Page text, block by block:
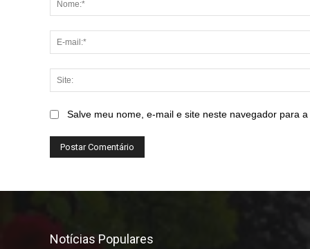
Salve meu nome, e-mail e site neste navegador para
Notícias Populares